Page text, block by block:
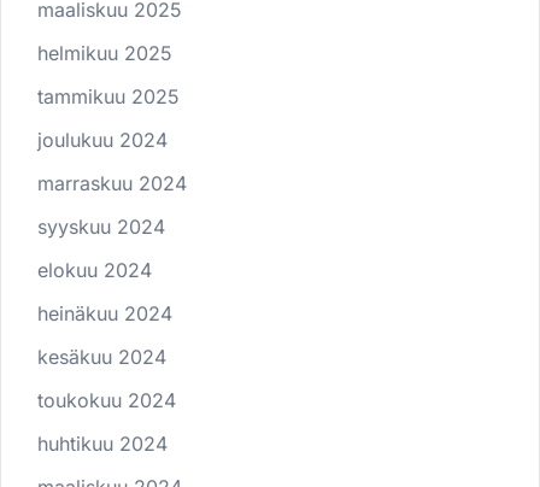
maaliskuu 2025
helmikuu 2025
tammikuu 2025
joulukuu 2024
marraskuu 2024
syyskuu 2024
elokuu 2024
heinäkuu 2024
kesäkuu 2024
toukokuu 2024
huhtikuu 2024